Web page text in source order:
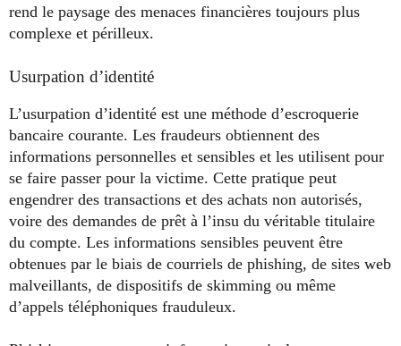
rend le paysage des menaces financières toujours plus
complexe et périlleux.
Usurpation d’identité
L’usurpation d’identité est une méthode d’escroquerie
bancaire courante. Les fraudeurs obtiennent des
informations personnelles et sensibles et les utilisent pour
se faire passer pour la victime. Cette pratique peut
engendrer des transactions et des achats non autorisés,
voire des demandes de prêt à l’insu du véritable titulaire
du compte. Les informations sensibles peuvent être
obtenues par le biais de courriels de phishing, de sites web
malveillants, de dispositifs de skimming ou même
d’appels téléphoniques frauduleux.